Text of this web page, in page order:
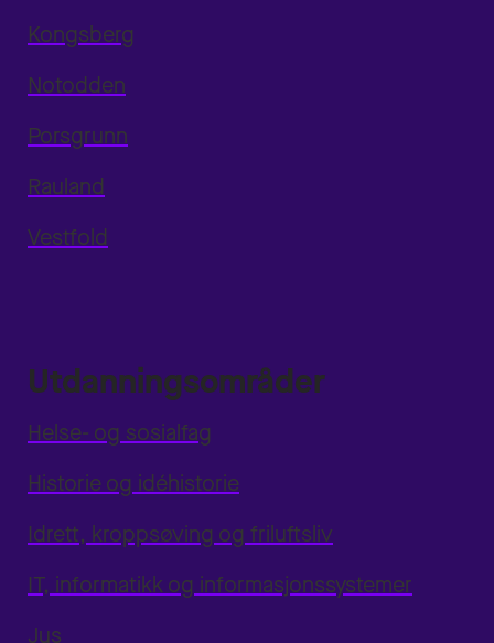
Kongsberg
Notodden
Porsgrunn
Rauland
Vestfold
Utdanningsområder
Helse- og sosialfag
Historie og idéhistorie
Idrett, kroppsøving og friluftsliv
IT, informatikk og informasjonssystemer
Jus